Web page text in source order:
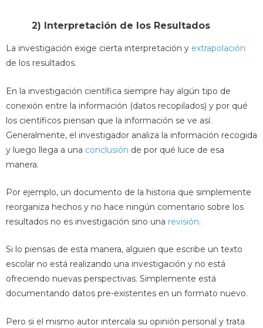
2) Interpretación de los Resultados
La investigación exige cierta interpretación y extrapolación
de los resultados.
En la investigación científica siempre hay algún tipo de
conexión entre la información (datos recopilados) y por qué
los científicos piensan que la información se ve así.
Generalmente, el investigador analiza la información recogida
y luego llega a una conclusión de por qué luce de esa
manera.
Por ejemplo, un documento de la historia que simplemente
reorganiza hechos y no hace ningún comentario sobre los
resultados no es investigación sino una revisión.
Si lo piensas de esta manera, alguien que escribe un texto
escolar no está realizando una investigación y no está
ofreciendo nuevas perspectivas. Simplemente está
documentando datos pre-existentes en un formato nuevo.
Pero si el mismo autor intercala su opinión personal y trata